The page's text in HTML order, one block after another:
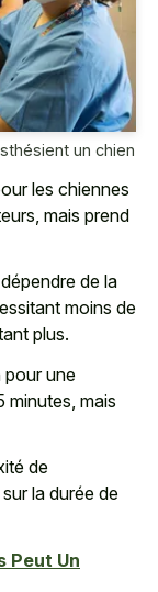
un chien
les chiennes
mais prend
de la
moins de
plus.
pour une
minutes, mais
de
la durée de
Peut Un